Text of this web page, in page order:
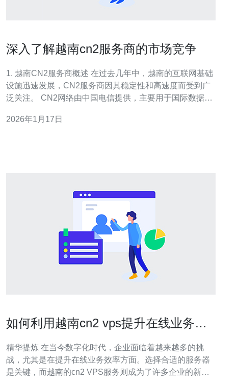
深入了解越南cn2服务商的市场竞争
1. 越南CN2服务商概述 在过去几年中，越南的互联网基础
设施迅速发展，CN2服务商因其稳定性和高速度而受到广
泛关注。 CN2网络由中国电信提供，主要用于国际数据传
需要高性能的网络应用。
2026年1月17日
如何利用越南cn2 vps提升在线业务效
精华提炼 在当今数字化时代，企业面临着越来越多的挑
战，尤其是在提升在线业务效率方面。选择合适的服务器
是关键，而越南的cn2 VPS服务则成为了许多企业的新选